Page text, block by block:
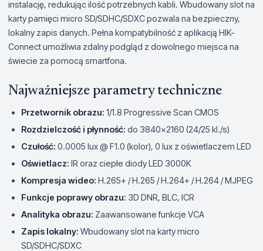
instalację, redukując ilość potrzebnych kabli. Wbudowany slot na
karty pamięci micro SD/SDHC/SDXC pozwala na bezpieczny,
lokalny zapis danych. Pełna kompatybilność z aplikacją HIK-
Connect umożliwia zdalny podgląd z dowolnego miejsca na
świecie za pomocą smartfona.
Najważniejsze parametry techniczne
Przetwornik obrazu: 1/1.8 Progressive Scan CMOS
Rozdzielczość i płynność: do 3840×2160 (24/25 kl./s)
Czułość: 0.0005 lux @ F1.0 (kolor), 0 lux z oświetlaczem LED
Oświetlacz: IR oraz ciepłe diody LED 3000K
Kompresja wideo: H.265+ / H.265 / H.264+ / H.264 / MJPEG
Funkcje poprawy obrazu: 3D DNR, BLC, ICR
Analityka obrazu: Zaawansowane funkcje VCA
Zapis lokalny: Wbudowany slot na karty micro
SD/SDHC/SDXC